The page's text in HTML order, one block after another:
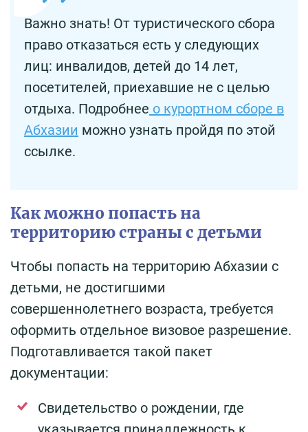
Важно знать! От туристического сбора
право отказаться есть у следующих
лиц: инвалидов, детей до 14 лет,
посетителей, приехавшие не с целью
отдыха. Подробнее о курортном сборе в
Абхазии можно узнать пройдя по этой
ссылке.
Как можно попасть на
территорию страны с детьми
Чтобы попасть на территорию Абхазии с
детьми, не достигшими
совершеннолетнего возраста, требуется
оформить отдельное визовое разрешение.
Подготавливается такой пакет
документации:
Свидетельство о рождении, где